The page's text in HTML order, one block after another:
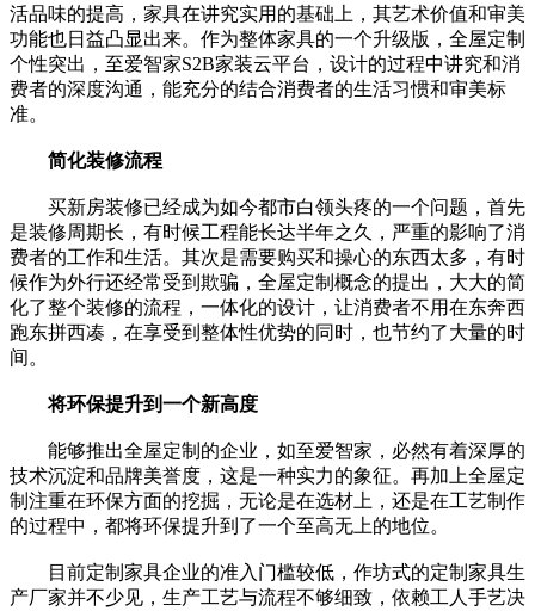
活品味的提高，家具在讲究实用的基础上，其艺术价值和审美
功能也日益凸显出来。作为整体家具的一个升级版，全屋定制
个性突出，至爱智家S2B家装云平台，设计的过程中讲究和消
费者的深度沟通，能充分的结合消费者的生活习惯和审美标
准。
简化装修流程
买新房装修已经成为如今都市白领头疼的一个问题，首先
是装修周期长，有时候工程能长达半年之久，严重的影响了消
费者的工作和生活。其次是需要购买和操心的东西太多，有时
候作为外行还经常受到欺骗，全屋定制概念的提出，大大的简
化了整个装修的流程，一体化的设计，让消费者不用在东奔西
跑东拼西凑，在享受到整体性优势的同时，也节约了大量的时
间。
将环保提升到一个新高度
能够推出全屋定制的企业，如至爱智家，必然有着深厚的
技术沉淀和品牌美誉度，这是一种实力的象征。再加上全屋定
制注重在环保方面的挖掘，无论是在选材上，还是在工艺制作
的过程中，都将环保提升到了一个至高无上的地位。
目前定制家具企业的准入门槛较低，作坊式的定制家具生
产厂家并不少见，生产工艺与流程不够细致，依赖工人手艺决